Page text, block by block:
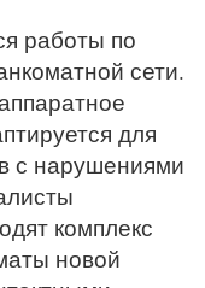
работы по
сети.
для
с нарушениями
комплекс
новой